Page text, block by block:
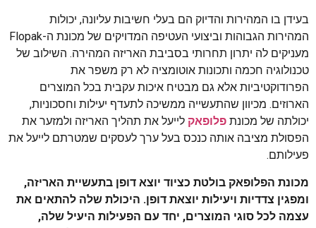
בעידן בו המהירות והדיוק הם בעלי חשיבות עליונה, יכולות
המהירות הגבוהות וביצועי העטיפה המדויקים של מכונת ה-Flopak
מעניקים לה יתרון תחרותי בסביבת האריזה המהירה. השילוב של
טכנולוגיה חכמה ותכונות אוטומציה לא רק משפר את
הפרודוקטיביות אלא גם מבטיח איכות עקבית בכל המוצרים
הארוזים. מכיוון שהתעשייה ממשיכה לתעדף יעילות וחסכוניות,
יכולתה של מכונת פלופאק לייעל את תהליך האריזה ולמזער את
הפסולת מציבה אותה כנכס בעל ערך לעסקים שמטרתם לייעל את
פעילותם.
מכונת הפלופאק בולטת כציוד יוצא דופן בתעשיית האריזה,
ומפגין צדדיות ויעילות יוצאת דופן. היכולת שלה להתאים את
עצמה לכל סוגי המוצרים, יחד עם הפעילות היעיל שלה,